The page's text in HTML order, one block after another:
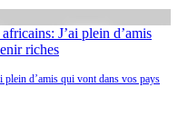
d’amis qui vont dans vos pays